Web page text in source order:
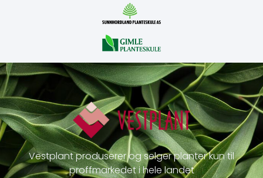
Vestplant produserer og selger planter kun til
proffmarkedet i hele landet